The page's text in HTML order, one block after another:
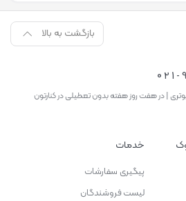
بازگشت به بالا
021-
| در هفت روز هفته بدون تعطیلی در کنارتون
خدمات
پیگیری سفارشات
لیست فروشندگان